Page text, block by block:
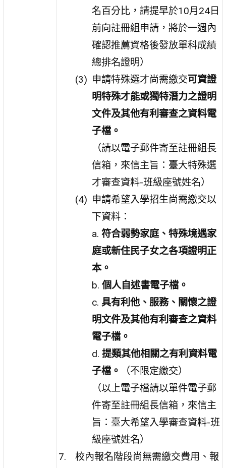
名百分比，請提早於10月24日
前向註冊組申請，將於一週內
確認推薦資格後發放單科成績
總排名證明）
申請特殊選才尚需繳交可資證
明特殊才能或獨特潛力之證明
文件及其他有利審查之資料電
子檔。
（請以電子郵件寄至註冊組長
信箱，來信主旨：臺大特殊選
才審查資料-班級座號姓名）
申請希望入學招生尚需繳交以
下資料：
a. 符合弱勢家庭、特殊境遇家
庭或新住民子女之各項證明正
本。
b. 個人自述書電子檔。
c. 具有利他、服務、關懷之證
明文件及其他有利審查之資料
電子檔。
d. 提類其他相關之有利資料電
子檔。
（不限定繳交）
（以上電子檔請以單件電子郵
件寄至註冊組長信箱，來信主
旨：臺大希望入學審查資料-班
級座號姓名）
校內報名階段尚無需繳交費用、報